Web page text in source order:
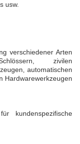
usw.
verschiedener Arten
zivilen
automatischen
Hardwarewerkzeugen
kundenspezifische